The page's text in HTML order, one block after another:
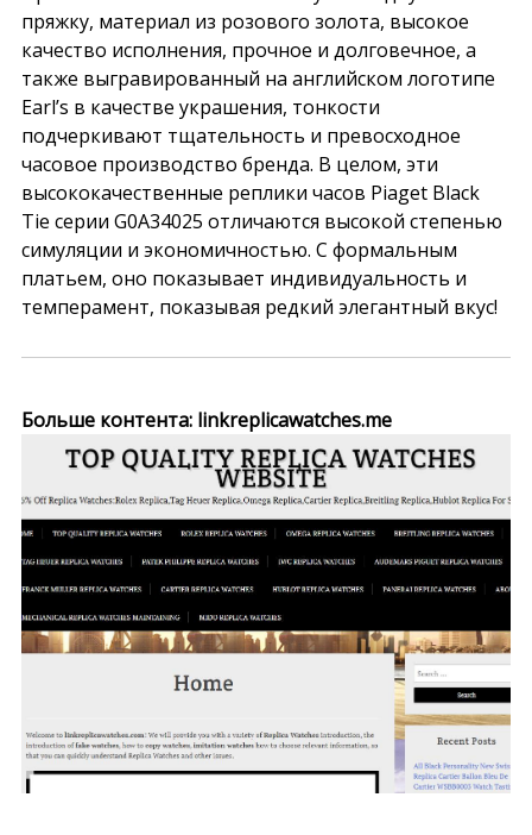
пряжку, материал из розового золота, высокое
качество исполнения, прочное и долговечное, а
также выгравированный на английском логотипе
Earl’s в качестве украшения, тонкости
подчеркивают тщательность и превосходное
часовое производство бренда. В целом, эти
высококачественные реплики часов Piaget Black
Tie серии G0A34025 отличаются высокой степенью
симуляции и экономичностью. С формальным
платьем, оно показывает индивидуальность и
темперамент, показывая редкий элегантный вкус!
Больше контента: linkreplicawatches.me